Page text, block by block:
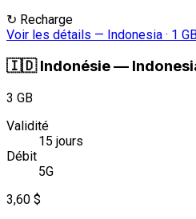
↻ Recharge
Voir les détails — Indonesia · 1
🇮🇩 Indonésie—
3 GB
Validité
15 jours
Débit
5G
3,60 $